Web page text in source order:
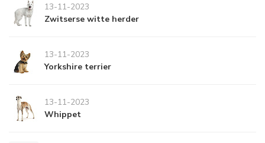
13-11-2023
Zwitserse witte herder
13-11-2023
Yorkshire terrier
13-11-2023
Whippet